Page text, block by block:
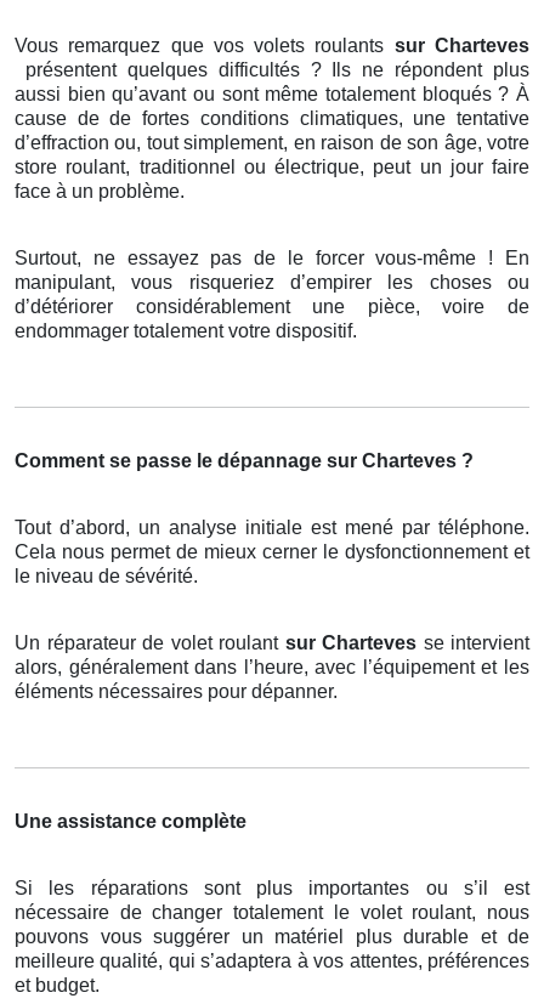
Vous remarquez que vos volets roulants sur Charteves
présentent quelques difficultés ? Ils ne répondent plus
aussi bien qu’avant ou sont même totalement bloqués ? À
cause de de fortes conditions climatiques, une tentative
d’effraction ou, tout simplement, en raison de son âge, votre
store roulant, traditionnel ou électrique, peut un jour faire
face à un problème.
Surtout, ne essayez pas de le forcer vous-même ! En
manipulant, vous risqueriez d’empirer les choses ou
d’détériorer considérablement une pièce, voire de
endommager totalement votre dispositif.
Comment se passe le dépannage sur Charteves ?
Tout d’abord, un analyse initiale est mené par téléphone.
Cela nous permet de mieux cerner le dysfonctionnement et
le niveau de sévérité.
Un réparateur de volet roulant sur Charteves se intervient
alors, généralement dans l’heure, avec l’équipement et les
éléments nécessaires pour dépanner.
Une assistance complète
Si les réparations sont plus importantes ou s’il est
nécessaire de changer totalement le volet roulant, nous
pouvons vous suggérer un matériel plus durable et de
meilleure qualité, qui s’adaptera à vos attentes, préférences
et budget.